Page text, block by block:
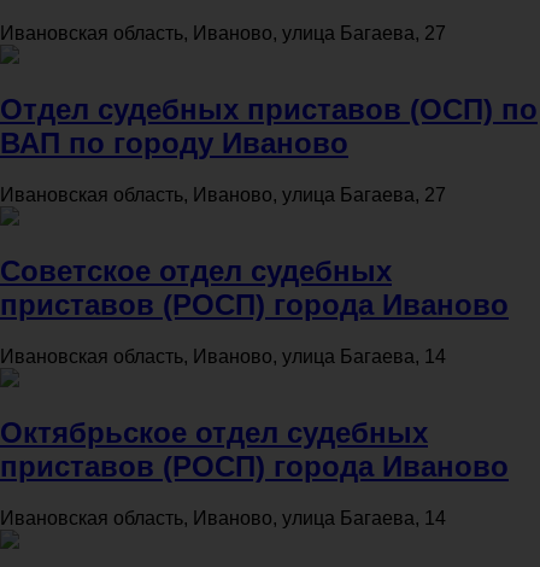
Ивановская область, Иваново, улица Багаева, 27
Отдел судебных приставов (ОСП) по
ВАП по городу Иваново
Ивановская область, Иваново, улица Багаева, 27
Советское отдел судебных
приставов (РОСП) города Иваново
Ивановская область, Иваново, улица Багаева, 14
Октябрьское отдел судебных
приставов (РОСП) города Иваново
Ивановская область, Иваново, улица Багаева, 14